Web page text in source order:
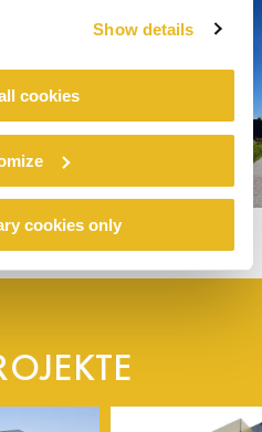
Show details
cookies
cookies only